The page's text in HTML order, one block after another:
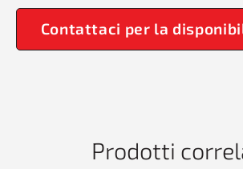
Contattaci per la
Prodotti